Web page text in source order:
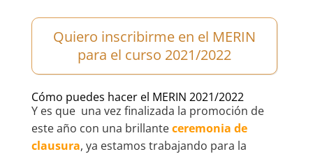
Quiero inscribirme en el MERIN
para el curso 2021/2022
Cómo puedes hacer el MERIN 2021/2022
Y es que una vez finalizada la promoción de
este año con una brillanteceremonia de
clausura, ya estamos trabajando para la